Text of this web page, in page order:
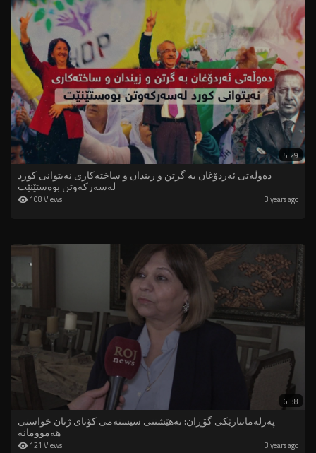
5:29
دەوڵەتى ئەردۆغان بە گرتن و زیندان و ساختەکاری نەیتوانى کورد
لەسەرکەوتن بوەستێنێت
108 Views 3 years ago
6:38
پەرلەمانتارێکی گۆڕان: نەهێشتنی سیستەمی کۆتای ژنان خواستی
121 Views 3 years ago